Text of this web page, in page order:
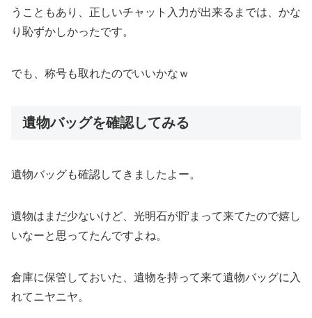
うこともあり、正しいチャット入力が出来るまでは、かな
り恥ずかしかったです。
でも、称号も取れたのでいいかなｗ
遺物バッグを確認してみる
遺物バッグも確認してきましたよー。
遺物はまだ少ないけど、光明石が貯まって来てたので嬉し
いなーと思ってたんですよね。
倉庫に保管しておいた、遺物を持って来て遺物バッグに入
れてニヤニヤ。